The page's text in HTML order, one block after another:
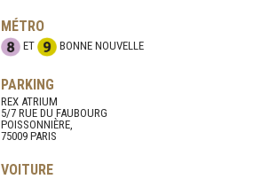
MÉTRO
ET BONNE NOUVELLE
PARKING
REX ATRIUM
5/7 RUE DU FAUBOURG
POISSONNIÈRE,
75009 PARIS
VOITURE